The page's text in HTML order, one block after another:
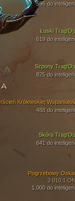
Łuski
619 do
Szpony
825 do
596 do
Skóra
641 do
Pogrzebowy
3 010,1
1,000 do
Królewskiej
488 do